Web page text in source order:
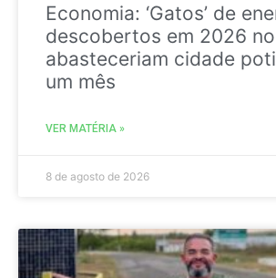
Economia: ‘Gatos’ de
descobertos em 2026 no
abasteceriam cidade
um mês
VER MATÉRIA »
8 de agosto de 2026